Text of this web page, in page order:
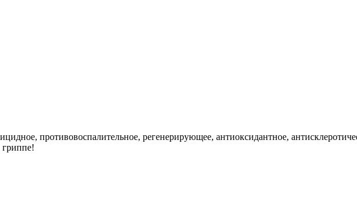
противовоспалительное, регенерирующее, антиоксидантное,
гриппе!